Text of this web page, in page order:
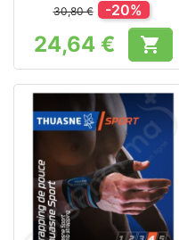
30,80 € -20%
Prix
24,64 € 